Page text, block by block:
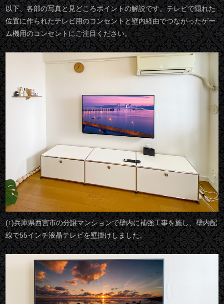
以下、各部の写真と見どころポイントの解説です。テレビで隠れた
位置に作られたテレビ用のコンセントと壁内経由でつながったゲー
ム機用のコンセントにご注目ください。
(↑)兵庫県西宮市の分譲マンションで壁内に補強工事を施し、壁内配
線で55インチ液晶テレビを壁掛けしました。